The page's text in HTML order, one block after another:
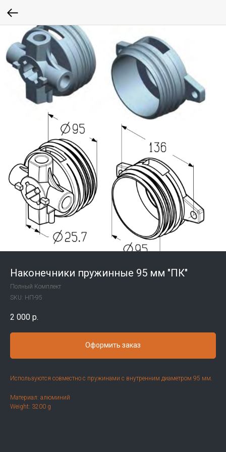
Наконечники пружинные 95 мм "ПК"
Полный Комплект
SKU: НП-95
2 000 р.
Оформить заказ
Используются совместно с пружинами с внутренним диаметром 95 мм.
Материал: алюминий
Weight: 3200 g